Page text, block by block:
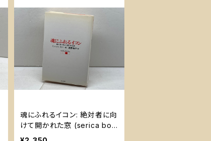
魂にふれるイコン: 絶対者に向
けて開かれた窓 (serica boo
ks) せりか書房 ミシェル クノ